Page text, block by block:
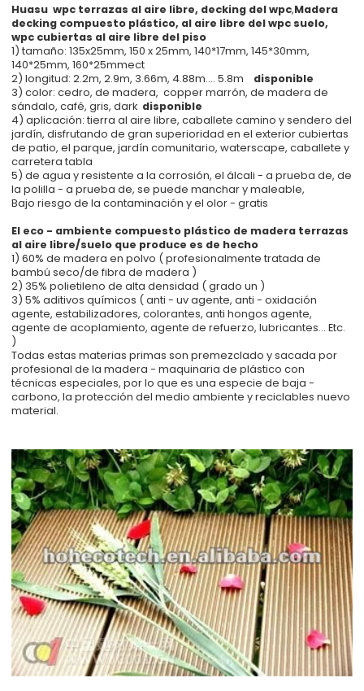
Huasu wpc terrazas al aire libre, decking del wpc,Madera
decking compuesto plástico, al aire libre del wpc suelo,
wpc cubiertas al aire libre del piso
1) tamaño: 135x25mm, 150 x 25mm, 140*17mm, 145*30mm,
140*25mm, 160*25mmect
2) longitud: 2.2m, 2.9m, 3.66m, 4.88m.... 5.8m disponible
3) color: cedro, de madera, copper marrón, de madera de
sándalo, café, gris, dark disponible
4) aplicación: tierra al aire libre, caballete camino y sendero del
jardín, disfrutando de gran superioridad en el exterior cubiertas
de patio, el parque, jardín comunitario, waterscape, caballete y
carretera tabla
5) de agua y resistente a la corrosión, el álcali - a prueba de, de
la polilla - a prueba de, se puede manchar y maleable,
Bajo riesgo de la contaminación y el olor - gratis
El eco - ambiente compuesto plástico de madera terrazas
al aire libre/suelo que produce es de hecho
1) 60% de madera en polvo ( profesionalmente tratada de
bambú seco/de fibra de madera )
2) 35% polietileno de alta densidad ( grado un )
3) 5% aditivos químicos ( anti - uv agente, anti - oxidación
agente, estabilizadores, colorantes, anti hongos agente,
agente de acoplamiento, agente de refuerzo, lubricantes... Etc.
)
Todas estas materias primas son premezclado y sacada por
profesional de la madera - maquinaria de plástico con
técnicas especiales, por lo que es una especie de baja -
carbono, la protección del medio ambiente y reciclables nuevo
material.